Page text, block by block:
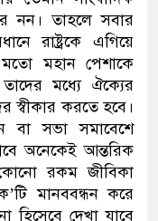
নন। তাহলে সবার
রাষ্ট্রকে এগিয়ে
মহান পেশাকে
মধ্যে ঐক্যের
স্বীকার করতে হবে।
বা সভা সমাবেশে
অনেকেই আন্তরিক
রকম জীবিকা
মানববন্ধন করে
দেখা যাবে